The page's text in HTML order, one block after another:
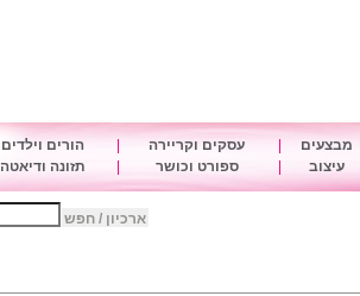
מבצעים עסקים וקריירה הורים וילדים
עיצוב ספורט וכושר תזונה ודיאטה
ארכיון / חפש